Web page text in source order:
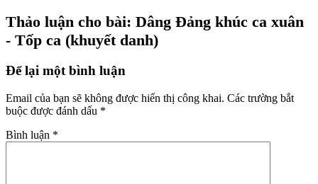
Thảo luận cho bài: Dâng Đảng khúc ca xuân
- Tốp ca (khuyết danh)
Để lại một bình luận
Email của bạn sẽ không được hiển thị công khai. Các trường bắt
buộc được đánh dấu *
Bình luận *